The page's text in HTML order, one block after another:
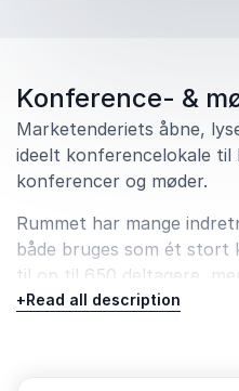
Konference­- &
Marketenderiets åbne,
ideelt konferencelokale til
konferencer og møder.
Rummet har mange
både bruges som ét stort
til op til 650 deltagere,
mindre rum til breakout-
+Read all description